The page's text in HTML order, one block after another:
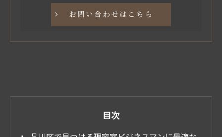
お問い合わせはこちら
目次